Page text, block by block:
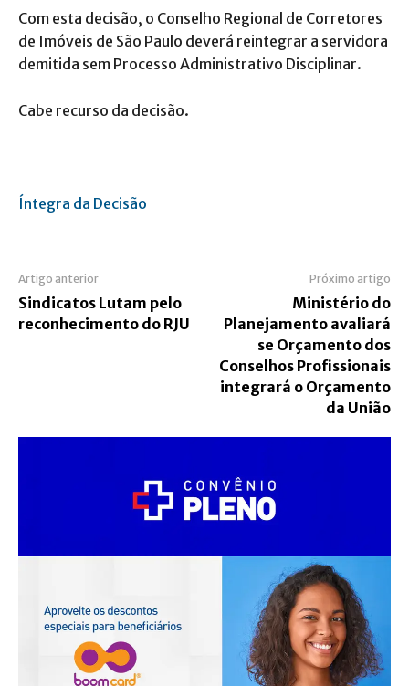
Com esta decisão, o Conselho Regional de Corretores
de Imóveis de São Paulo deverá reintegrar a servidora
demitida sem Processo Administrativo Disciplinar.
Cabe recurso da decisão.
Íntegra da Decisão
Artigo anterior
Sindicatos Lutam pelo
reconhecimento do RJU
Próximo artigo
Ministério do
Planejamento avaliará
se Orçamento dos
Conselhos Profissionais
integrará o Orçamento
da União